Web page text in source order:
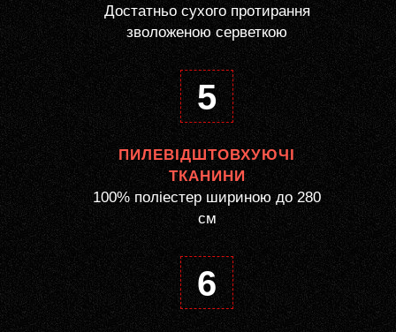
Достатньо сухого протирання
зволоженою серветкою
5
ПИЛЕВІДШТОВХУЮЧІ
ТКАНИНИ
100% поліестер шириною до 280
см
6